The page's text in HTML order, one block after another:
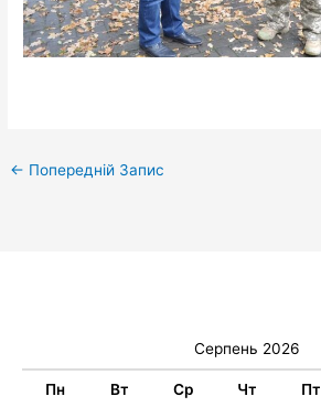
← Попередній Запис
Серпень 2026
Пн Вт Ср Чт Пт